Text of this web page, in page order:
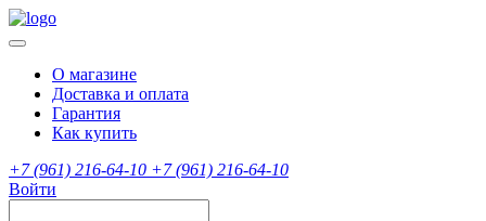
О магазине
Доставка и оплата
Гарантия
Как купить
+7 (961) 216-64-10 +7 (961) 216-64-10
Войти